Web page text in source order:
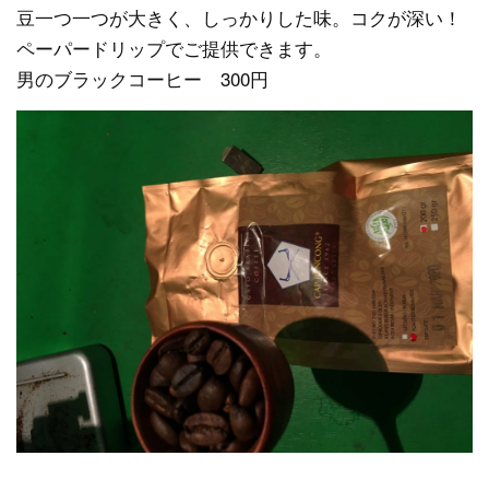
豆一つ一つが大きく、しっかりした味。コクが深い！
ペーパードリップでご提供できます。
男のブラックコーヒー 300円